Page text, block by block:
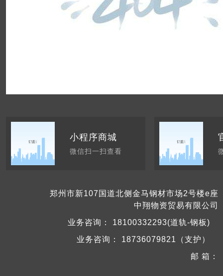
小程序商城
微信扫一扫查看
郑州市新107国道北侧金马钢材市场2号楼e座
中翔物资贸易有限公司
业务咨询：
18100332293(道轨-钢板)
业务咨询：
18736079821（支护）
邮 箱：